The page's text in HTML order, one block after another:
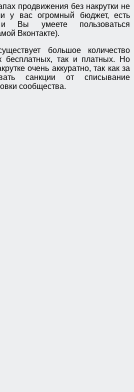
продвижения без накрутки не
у вас огромный бюджет, есть
умеете пользоваться
Вконтакте).
большое количество
бесплатных, так и платных. Но
очень аккуратно, так как за
санкции от списывание
сообщества.